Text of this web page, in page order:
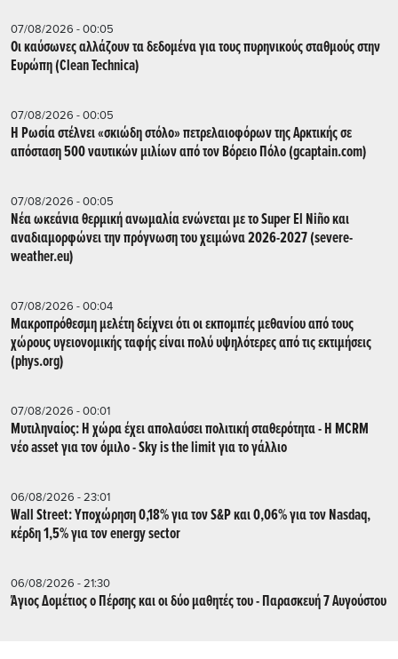
07/08/2026 - 00:05
Οι καύσωνες αλλάζουν τα δεδομένα για τους πυρηνικούς σταθμούς στην
Ευρώπη (Clean Technica)
07/08/2026 - 00:05
Η Ρωσία στέλνει «σκιώδη στόλο» πετρελαιοφόρων της Αρκτικής σε
απόσταση 500 ναυτικών μιλίων από τον Βόρειο Πόλο (gcaptain.com)
07/08/2026 - 00:05
Νέα ωκεάνια θερμική ανωμαλία ενώνεται με το Super El Niño και
αναδιαμορφώνει την πρόγνωση του χειμώνα 2026-2027 (severe-
weather.eu)
07/08/2026 - 00:04
Μακροπρόθεσμη μελέτη δείχνει ότι οι εκπομπές μεθανίου από τους
χώρους υγειονομικής ταφής είναι πολύ υψηλότερες από τις εκτιμήσεις
(phys.org)
07/08/2026 - 00:01
Μυτιληναίος: Η χώρα έχει απολαύσει πολιτική σταθερότητα - Η MCRM
νέο asset για τον όμιλο - Sky is the limit για το γάλλιο
06/08/2026 - 23:01
Wall Street: Υποχώρηση 0,18% για τον S&P και 0,06% για τον Nasdaq,
κέρδη 1,5% για τον energy sector
06/08/2026 - 21:30
Άγιος Δομέτιος ο Πέρσης και οι δύο μαθητές του - Παρασκευή 7 Αυγούστου